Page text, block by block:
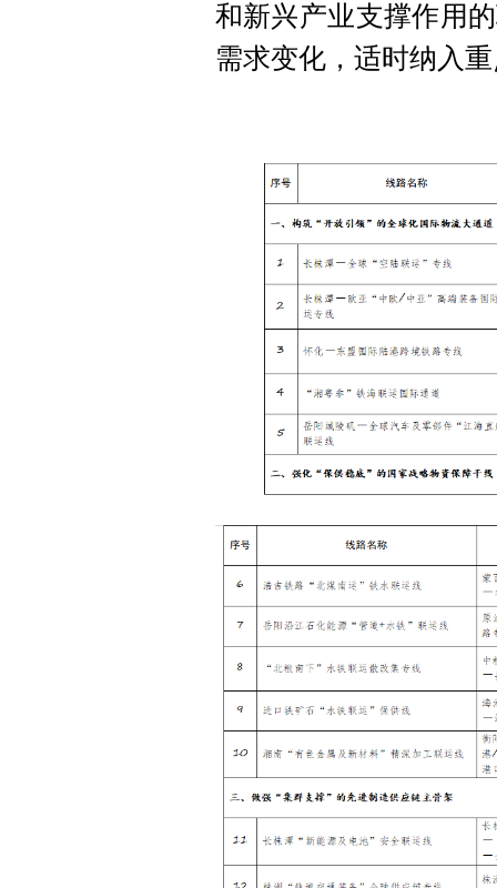
和新兴产业支撑作用
需求变化，适时纳入